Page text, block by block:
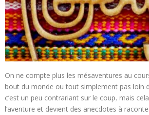
On ne compte plus les mésaventures au
bout du monde ou tout simplement pas loin
c’est un peu contrariant sur le coup, mais
l’aventure et devient des anecdotes à